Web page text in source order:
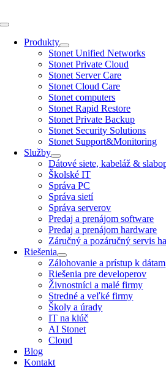
to
Toggle
NavigationProdukty
Stonet Unified Networks
Stonet Private Cloud
Stonet Server Care
Stonet Cloud Care
Stonet computers
Stonet Rapid Restore
Stonet Private Backup
Stonet Security Solutions
Stonet Support&Monitoring
Služby
Dátové siete, kabeláž &
Školské IT
Správa PC
Správa sietí
Správa serverov
Predaj a prenájom software
Predaj a prenájom hardware
Záručný a pozáručný servis
Riešenia
Zálohovanie a prístup k dátam
Riešenia pre developerov
Živnostníci a malé firmy
Stredné a veľké firmy
Školy a úrady
IT na klúč
AI Stonet
Cloud
Blog
Kontakt